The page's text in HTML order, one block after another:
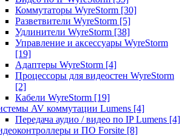
Коммутаторы WyreStorm [30]
Разветвители WyreStorm [5]
Удлинители WyreStorm [38]
Управление и аксессуары WyreStorm
[19]
Адаптеры WyreStorm [4]
Процессоры для видеостен WyreStorm
[2]
Кабели WyreStorm [19]
AV коммутации Lumens [4]
Передача аудио / видео по IP Lumens [4]
и ПО Forsite [8]